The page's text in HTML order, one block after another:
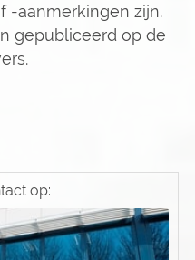
-aanmerkingen zijn.
gepubliceerd op de
op: